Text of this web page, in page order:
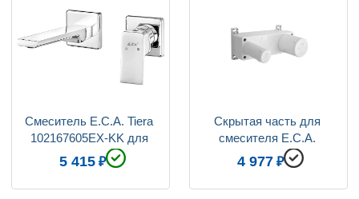
Смеситель E.C.A. Tiera
102167605EX-KK для
раковины, хром
5 415
Скрытая часть для
смесителя E.C.A.
102166601EX
4 977